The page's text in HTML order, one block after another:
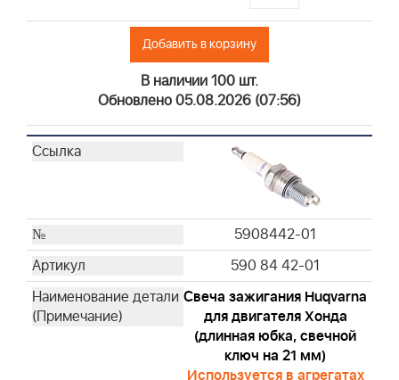
Добавить в корзину
В наличии 100 шт.
Обновлено 05.08.2026 (07:56)
5908442-01
590 84 42-01
Свеча зажигания Huqvarna
для двигателя Хонда
(длинная юбка, свечной
ключ на 21 мм)
Используется в агрегатах